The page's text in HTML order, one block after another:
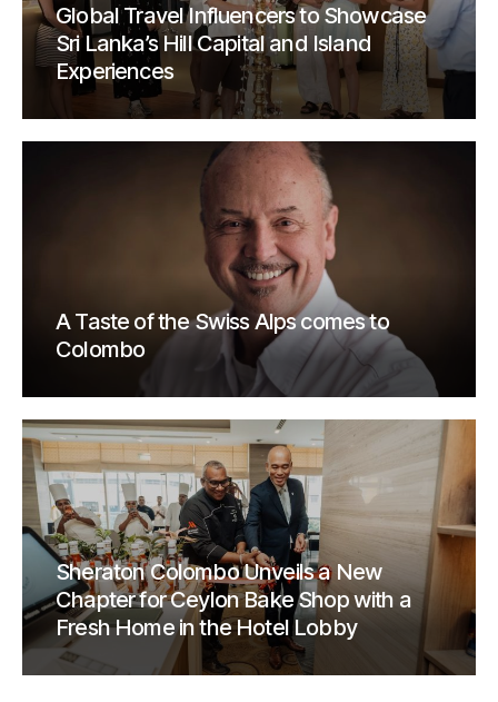
Global Travel Influencers to Showcase
Sri Lanka’s Hill Capital and Island
Experiences
A Taste of the Swiss Alps comes to
Colombo
Sheraton Colombo Unveils a New
Chapter for Ceylon Bake Shop with a
Fresh Home in the Hotel Lobby